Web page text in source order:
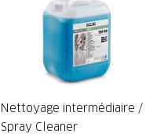
Nettoyage intermédiaire /
Spray Cleaner